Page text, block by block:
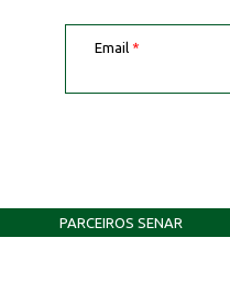
Email *
PARCEIROS SENAR